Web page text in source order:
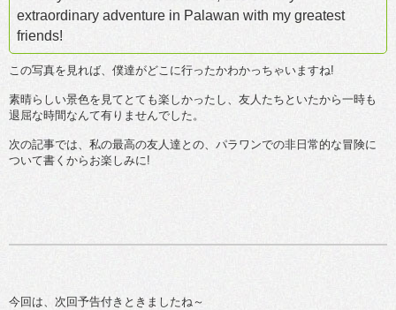
extraordinary adventure in Palawan with my greatest
friends!
この写真を見れば、僕達がどこに行ったかわかっちゃいますね!
素晴らしい景色を見てとても楽しかったし、友人たちといたから一時も
退屈な時間なんて有りませんでした。
次の記事では、私の最高の友人達との、パラワンでの非日常的な冒険に
ついて書くからお楽しみに!
今回は、次回予告付きときましたね～